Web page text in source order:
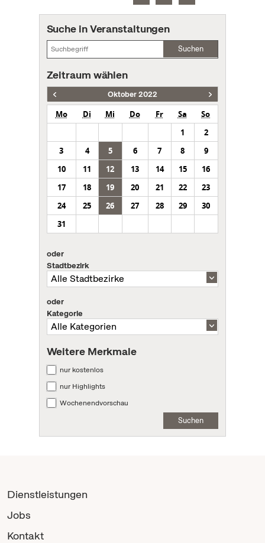
Suche in Veranstaltungen
Suchen
Zeitraum wählen
Oktober 2022
Mo Di Mi Do Fr Sa
So
1
2
3
4 5 6 7 8
9
10
11 12 13 14 15
16
17
18 19 20 21 22
23
24
25 26 27 28 29
30
31
oder
Stadtbezirk
oder
Kategorie
Weitere Merkmale
nur kostenlos
nur Highlights
Wochenendvorschau
Suchen
Dienstleistungen
Jobs
Kontakt